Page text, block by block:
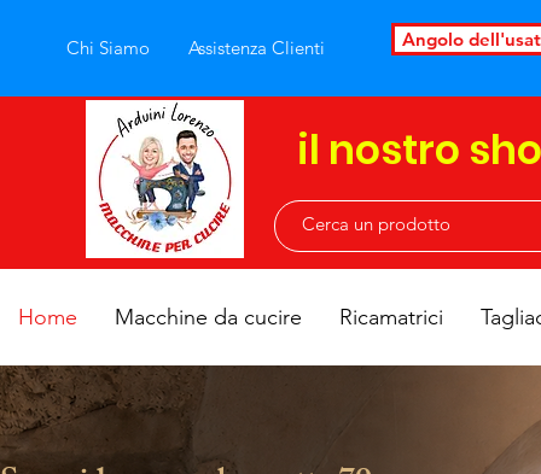
Chi Siamo Assistenza Clienti Angolo
il nostro
Home Macchine da cucire Ricamatrici